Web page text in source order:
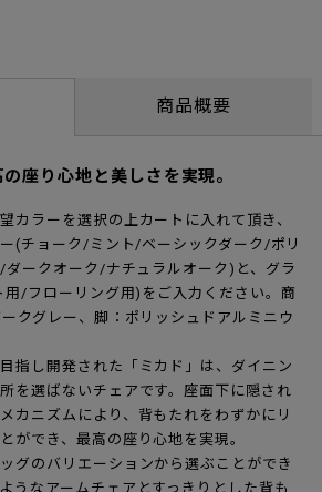
商品概要
座り心地と美しさを実現。
カラーを選択の上カートに入れて頂き、
ー(チョーク/ミント/ベーシックダーク/ポリ
ダークオーク/ナチュラルオーク)と、グラ
用/フローリング用)をご入力ください。商
クグレー、脚：ポリッシュドアルミニウ
指し開発された「ミカド」は、ダイニン
を選ばないチェアです。座面下に隠され
カニズムにより、背もたれをわずかにリ
ができ、最高の座り心地を実現。
グのバリエーションから選ぶことができ
うなアームチェアとすっきりとした背も